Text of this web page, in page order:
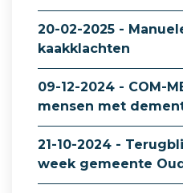
20-02-2025 -
kaakklachten
09-12-2024 - COM-
mensen met
21-10-2024 -
week gemeente